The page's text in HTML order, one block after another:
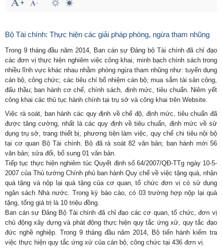
Bộ Tài chính: Thực hiện các giải pháp phòng, ngừa tham nhũng
Trong 9 tháng đầu năm 2014, Ban cán sự Đảng bộ Tài chính đã chỉ đạo
các đơn vị thực hiện nghiêm việc công khai, minh bạch chính sách trong
nhiều lĩnh vực khác nhau nhằm phòng ngừa tham nhũng như: tuyển dụng
cán bộ, công chức; các tiêu chí bổ nhiệm cán bộ; mua sắm tài sản công,
đấu thầu; ban hành cơ chế, chính sách, định mức, tiêu chuẩn. Niêm yết
công khai các thủ tục hành chính tại trụ sở và công khai trên Website.
Việc rà soát, ban hành các quy định về chế độ, định mức, tiêu chuẩn đã
được tăng cường, nhất là các quy định về tiêu chuẩn, định mức về sử
dụng trụ sở, trang thiết bị, phương tiện làm việc, quy chế chi tiêu nội bộ
tại cơ quan Bộ Tài chính. Bộ đã rà soát 82 văn bản; ban hành mới 56
văn bản; sửa đổi, bổ sung 01 văn bản.
Tiếp tục thực hiện nghiêm túc Quyết định số 64/2007/QĐ-TTg ngày 10-5-
2007 của Thủ tướng Chính phủ ban hành Quy chế về việc tặng quà, nhận
quà tặng và nộp lại quà tặng của cơ quan, tổ chức đơn vị có sử dụng
ngân sách Nhà nước. Trong kỳ báo cáo, có 03 trường hợp nộp lại quà
tặng, tổng giá trị là 10 triệu đồng.
Ban cán sự Đảng Bộ Tài chính đã chỉ đạo các cơ quan, tổ chức, đơn vị
chủ động xây dựng và phát động thực hiện quy tắc ứng xử, quy tắc đạo
đức nghề nghiệp. Trong 9 tháng đầu năm 2014, Bộ tiến hành kiểm tra
việc thực hiện quy tắc ứng xử của cán bộ, công chức tại 436 đơn vị.